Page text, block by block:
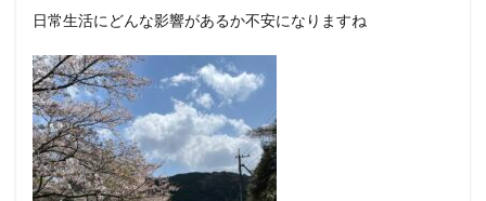
日常生活にどんな影響があるか不安になりますね